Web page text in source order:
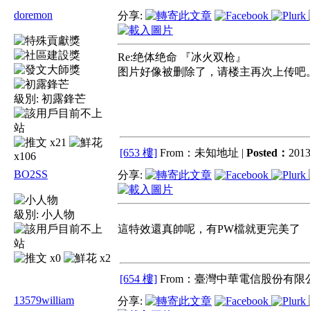
doremon
級別: 初露鋒芒
x21
x106
分享:
Re:绝体绝命 『冰火双枪』
图片好像被删除了，请楼主再次上传吧
[653 樓] From：未知地址 | Posted：
BO2SS
級別: 小人物
x0 x2
分享:
這特效還真帥呢，有PW檔就更完美了
[654 樓] From：臺灣中華電信股份有限
13579william
分享: